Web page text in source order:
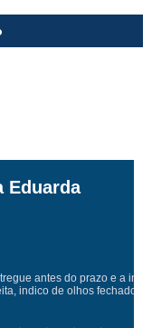
e a instalação da lona